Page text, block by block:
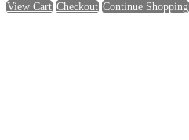
View Cart Checkout Continue Shopping